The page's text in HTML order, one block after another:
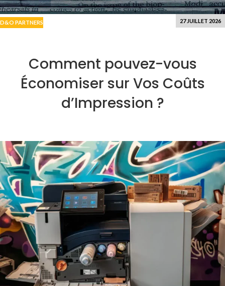
D&O PARTNERS
Comment pouvez-vous
Économiser sur Vos Coûts
d’Impression ?
27 JUILLET 2026